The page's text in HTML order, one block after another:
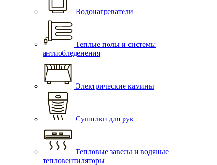
Водонагреватели
Теплые полы и системы
антиобледенения
Электрические камины
Сушилки для рук
Тепловые завесы и водяные
тепловентиляторы